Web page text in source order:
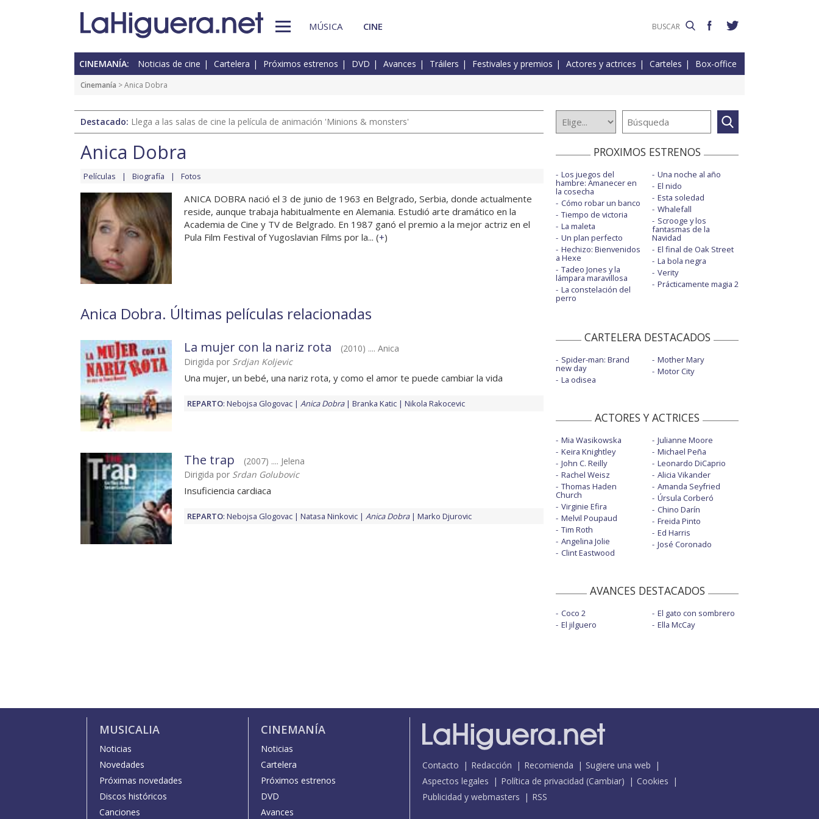
MÚSICA CINE
CINEMANÍA: Noticias de cine Cartelera Próximos estrenos DVD Avances Tráilers Festivales y premios Actores y actrices Carteles Box-office
Cinemanía > Anica Dobra
Destacado: Llega a las salas de cine la película de animación 'Minions & monsters'
Anica Dobra
Películas Biografía Fotos
ANICA DOBRA nació el 3 de junio de 1963 en Belgrado, Serbia, donde actualmente
reside, aunque trabaja habitualmente en Alemania. Estudió arte dramático en la
Academia de Cine y TV de Belgrado. En 1987 ganó el premio a la mejor actriz en el
Pula Film Festival of Yugoslavian Films por la... (+)
Anica Dobra. Últimas películas relacionadas
La mujer con la nariz rota
(2010) .... Anica
Dirigida por Srdjan Koljevic
Una mujer, un bebé, una nariz rota, y como el amor te puede cambiar la vida
REPARTO: Nebojsa Glogovac Anica Dobra Branka Katic Nikola Rakocevic
The trap
(2007) .... Jelena
Dirigida por Srdan Golubovic
Insuficiencia cardiaca
REPARTO: Nebojsa Glogovac Natasa Ninkovic Anica Dobra Marko Djurovic
PROXIMOS ESTRENOS
Los juegos del
hambre: Amanecer en
la cosecha
Cómo robar un banco
Tiempo de victoria
La maleta
Un plan perfecto
Hechizo: Bienvenidos
a Hexe
Tadeo Jones y la
lámpara maravillosa
La constelación del
perro
Una noche al año
El nido
Esta soledad
Whalefall
Scrooge y los
fantasmas de la
Navidad
El final de Oak Street
La bola negra
Verity
Prácticamente magia 2
CARTELERA DESTACADOS
Spider-man: Brand
new day
La odisea
Mother Mary
Motor City
ACTORES Y ACTRICES
Mia Wasikowska
Keira Knightley
John C. Reilly
Rachel Weisz
Thomas Haden
Church
Virginie Efira
Melvil Poupaud
Tim Roth
Angelina Jolie
Clint Eastwood
Julianne Moore
Michael Peña
Leonardo DiCaprio
Alicia Vikander
Amanda Seyfried
Úrsula Corberó
Chino Darín
Freida Pinto
Ed Harris
José Coronado
AVANCES DESTACADOS
Coco 2
El jilguero
El gato con sombrero
Ella McCay
MUSICALIA
Noticias
Novedades
Próximas novedades
Discos históricos
Canciones
CINEMANÍA
Noticias
Cartelera
Próximos estrenos
DVD
Avances
Contacto Redacción Recomienda
Sugiere una web
Aspectos legales
Política de privacidad (Cambiar)
Cookies
Publicidad y webmasters
RSS